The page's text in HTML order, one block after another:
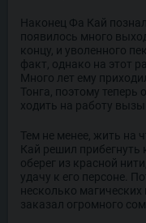
Наконец Фа Кай
появилось много
концу, и уволенного
факт, однако на этот
Много лет ему
Тонга, поэтому
ходить на работу
Тем не менее, жить на
Кай решил прибегнуть
оберег из красной
удачу к его персоне.
несколько
заказал огромного